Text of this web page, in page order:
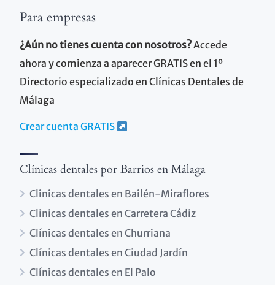
Para empresas
¿Aún no tienes cuenta con nosotros?Accede
ahora y comienza a aparecer GRATIS en el 1º
Directorio especializado en Clínicas Dentales de
Málaga
Crear cuenta GRATIS
Clínicas dentales por Barrios en Málaga
Clinicas dentales en Bailén-Miraflores
Clinicas dentales en Carretera Cádiz
Clínicas dentales en Churriana
Clínicas dentales en Ciudad Jardín
Clínicas dentales en El Palo